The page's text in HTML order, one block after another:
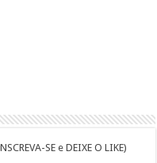
SE e DEIXE O LIKE)